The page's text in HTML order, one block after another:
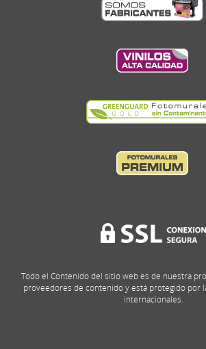
Todo el Contenido del sitio web es de nuestra
proveedores de contenido y está protegido por
internacionales.